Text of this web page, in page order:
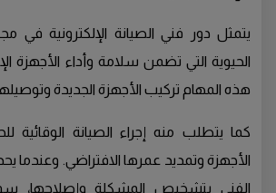
يتمثل دور فني الصيانة الإلكترونية في
الحيوية التي تضمن سلامة وأداء الأجهزة
هذه المهام تركيب الأجهزة الجديدة
كما يتطلب منه إجراء الصيانة الوقائية
الأجهزة وتمديد عمرها الافتراضي. وعندما
الفني بتشخيص المشكلة وإصلاحها،